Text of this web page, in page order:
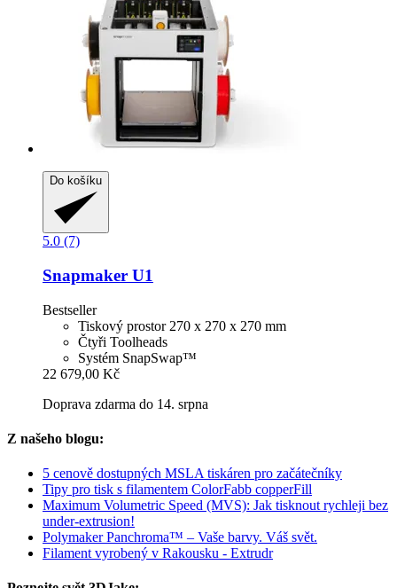
Do košíku
5.0 (7)
Snapmaker U1
Bestseller
Tiskový prostor 270 x 270 x 270 mm
Čtyři Toolheads
Systém SnapSwap™
22 679,00 Kč
Doprava zdarma do 14. srpna
Z našeho blogu:
5 cenově dostupných MSLA tiskáren pro začátečníky
Tipy pro tisk s filamentem ColorFabb copperFill
Maximum Volumetric Speed (MVS): Jak tisknout rychleji bez
under-extrusion!
Polymaker Panchroma™ – Vaše barvy. Váš svět.
Filament vyrobený v Rakousku - Extrudr